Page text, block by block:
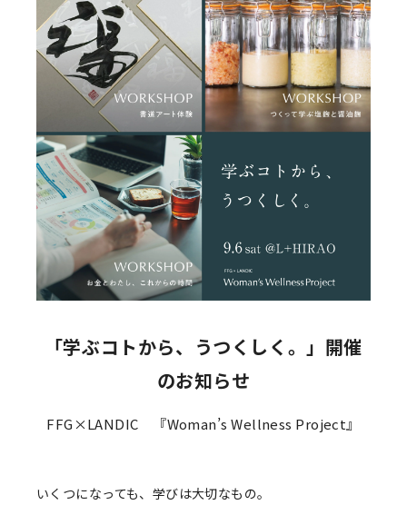
「学ぶコトから、うつくしく。」開催
のお知らせ
FFG×LANDIC 『Woman’s Wellness Project』
いくつになっても、学びは大切なもの。